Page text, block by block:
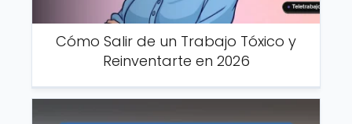
Cómo Salir de un Trabajo Tóxico y
Reinventarte en 2026